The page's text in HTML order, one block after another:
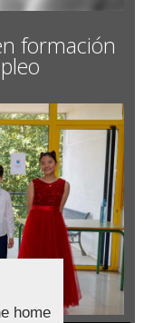
formación
home